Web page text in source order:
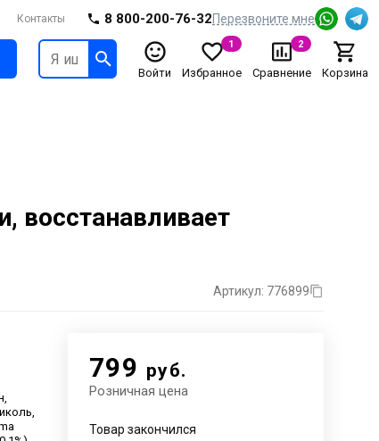
Контакты 8 800-200-76-32Перезвоните мне
Войти Избранное
1
Сравнение
2
Корзина
восстанавливает
Артикул: 776899
799 руб.
Розничная цена
Товар закончился